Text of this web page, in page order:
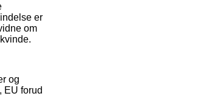
er
om
og
EU forud